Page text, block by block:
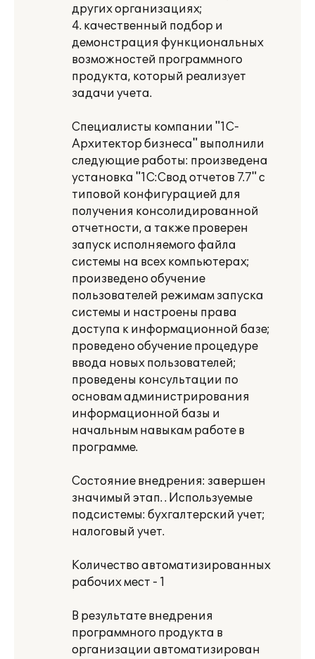
других организациях;
4. качественный подбор и
демонстрация функциональных
возможностей программного
продукта, который реализует
задачи учета.
Специалисты компании "1С-
Архитектор бизнеса" выполнили
следующие работы: произведена
установка "1С:Свод отчетов 7.7" с
типовой конфигурацией для
получения консолидированной
отчетности, а также проверен
запуск исполняемого файла
системы на всех компьютерах;
произведено обучение
пользователей режимам запуска
системы и настроены права
доступа к информационной базе;
проведено обучение процедуре
ввода новых пользователей;
проведены консультации по
основам администрирования
информационной базы и
начальным навыкам работе в
программе.
Состояние внедрения: завершен
значимый этап. . Используемые
подсистемы: бухгалтерский учет;
налоговый учет.
Количество автоматизированных
рабочих мест - 1
В результате внедрения
программного продукта в
организации автоматизирован